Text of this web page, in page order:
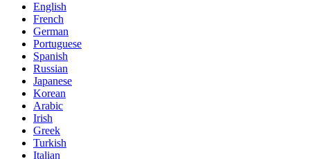
English
French
German
Portuguese
Spanish
Russian
Japanese
Korean
Arabic
Irish
Greek
Turkish
Italian